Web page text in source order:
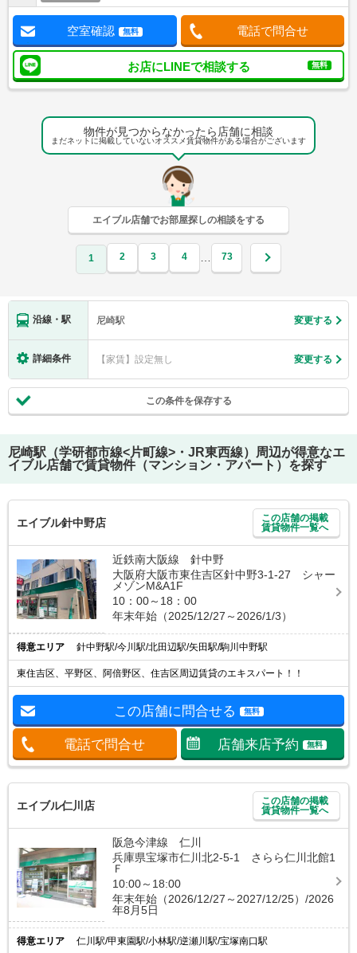
空室確認 無料 電話で問合せ
お店にLINEで相談する 無料
物件が見つからなかったら店舗に相談
まだネットに掲載していないオススメ賃貸物件がある場合がございます
エイブル店舗でお部屋探しの相談をする
1 2 3 4 … 73
沿線・駅 尼崎駅 変更する
詳細条件 【家賃】設定無し 変更する
この条件を保存する
尼崎駅（学研都市線<片町線>・JR東西線）
周辺が得意なエ
イブル店舗で賃貸物件（マンション・アパート）を探す
エイブル針中野店
この店舗の掲載
賃貸物件一覧へ
近鉄南大阪線 針中野
大阪府大阪市東住吉区針中野3-1-27 シャー
メゾンM&A1F
10：00～18：00
年末年始（2025/12/27～2026/1/3）
得意エリア 針中野駅/今川駅/北田辺駅/矢田駅/駒川中野駅
東住吉区、平野区、阿倍野区、住吉区周辺賃貸のエキスパート！！
この店舗に問合せる 無料
電話で問合せ 店舗来店予約 無料
エイブル仁川店
この店舗の掲載
賃貸物件一覧へ
阪急今津線 仁川
兵庫県宝塚市仁川北2-5-1 さらら仁川北館1
Ｆ
10:00～18:00
年末年始（2026/12/27～2027/12/25）/2026
年8月5日
得意エリア 仁川駅/甲東園駅/小林駅/逆瀬川駅/宝塚南口駅